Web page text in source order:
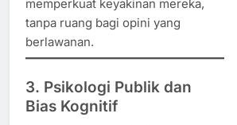
memperkuat keyakinan mereka,
tanpa ruang bagi opini yang
berlawanan.
3. Psikologi Publik dan
Bias Kognitif